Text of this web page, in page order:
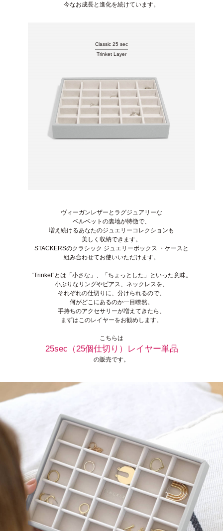
今なお成長と進化を続けています。
Classic 25 sec
Trinket Layer
ヴィーガンレザーとラグジュアリーな
ベルベットの裏地が特徴で、
増え続けるあなたのジュエリーコレクションも
美しく収納できます。
STACKERSのクラシック ジュエリーボックス ・ケースと
組み合わせてお使いいただけます。
“Trinket”とは「小さな」、「ちょっとした」といった意味。
小ぶりなリングやピアス、ネックレスを、
それぞれの仕切りに、分けられるので、
何がどこにあるのか一目瞭然。
手持ちのアクセサリーが増えてきたら、
まずはこのレイヤーをお勧めします。
こちらは
25sec（25個仕切り）レイヤー単品
の販売です。